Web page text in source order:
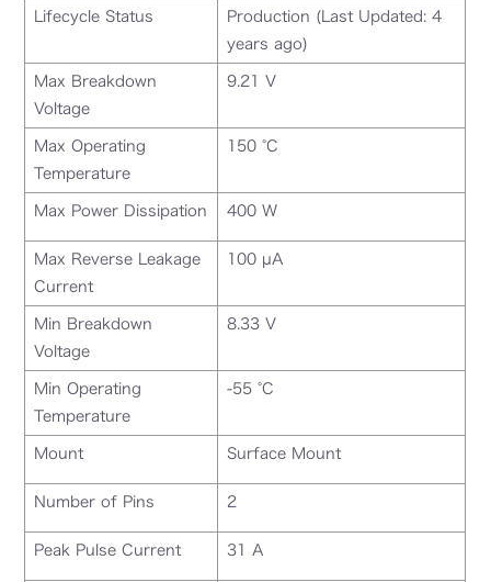
Lifecycle Status
Production (Last Updated: 4
years ago)
Max Breakdown
Voltage
9.21 V
Max Operating
Temperature
150 °C
Max Power Dissipation 400 W
Max Reverse Leakage
Current
100 µA
Min Breakdown
Voltage
8.33 V
Min Operating
Temperature
-55 °C
Mount Surface Mount
Number of Pins 2
Peak Pulse Current 31 A